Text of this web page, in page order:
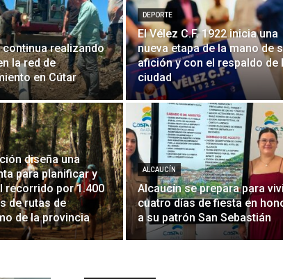
continua realizando
la red de
en Cútar
DEPORTE
El Vélez C.F. 1922 inicia una
nueva etapa de la mano de
afición y con el respaldo de
ciudad
diseña una
para planificar y
recorrido por 1.400
de rutas de
de la provincia
ALCAUCÍN
Alcaucín se prepara para
cuatro días de fiesta en
a su patrón San Sebastián